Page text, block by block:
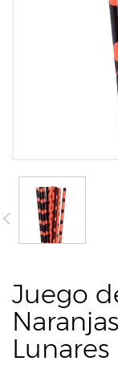
Juego
Lunares